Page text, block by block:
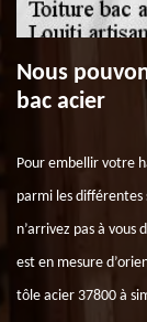
Nous
bac acier
Pour embellir votre
parmi les différentes
n’arrivez pas à
est en mesure
tôle acier 37800 à